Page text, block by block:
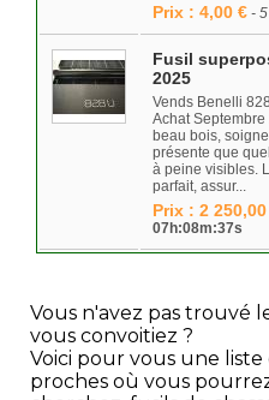
Prix : 4,00 € -
Fusil
2025
Vends Benelli
Achat
beau bois,
présente que
à peine visibles.
parfait, assur...
Prix : 2
07h:08m:37s
Vous n'avez pas trouvé
vous convoitiez ?
Voici pour vous une liste
proches où vous